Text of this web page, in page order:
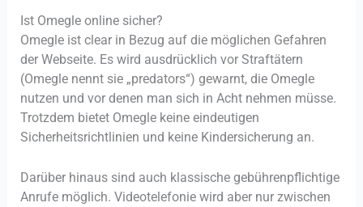
Ist Omegle online sicher?
Omegle ist clear in Bezug auf die möglichen Gefahren
der Webseite. Es wird ausdrücklich vor Straftätern
(Omegle nennt sie „predators“) gewarnt, die Omegle
nutzen und vor denen man sich in Acht nehmen müsse.
Trotzdem bietet Omegle keine eindeutigen
Sicherheitsrichtlinien und keine Kindersicherung an.
Darüber hinaus sind auch klassische gebührenpflichtige
Anrufe möglich. Videotelefonie wird aber nur zwischen